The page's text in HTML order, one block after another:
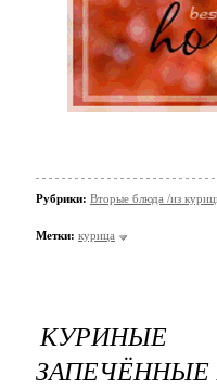
Рубрики: Вторые блюда /из
Метки: курица
КУРИНЫЕ
ЗАПЕЧЁННЫЕ